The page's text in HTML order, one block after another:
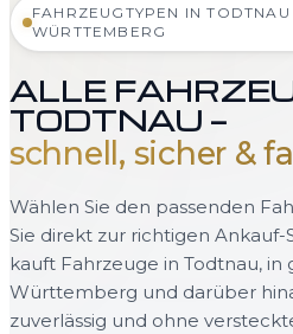
FAHRZEUGTYPEN IN
WÜRTTEMBERG
ALLE
TODTNAU —
schnell, sicher &
Wählen Sie den passenden
Sie direkt zur richtigen
kauft Fahrzeuge in Todtnau, in
Württemberg und darüber
zuverlässig und ohne